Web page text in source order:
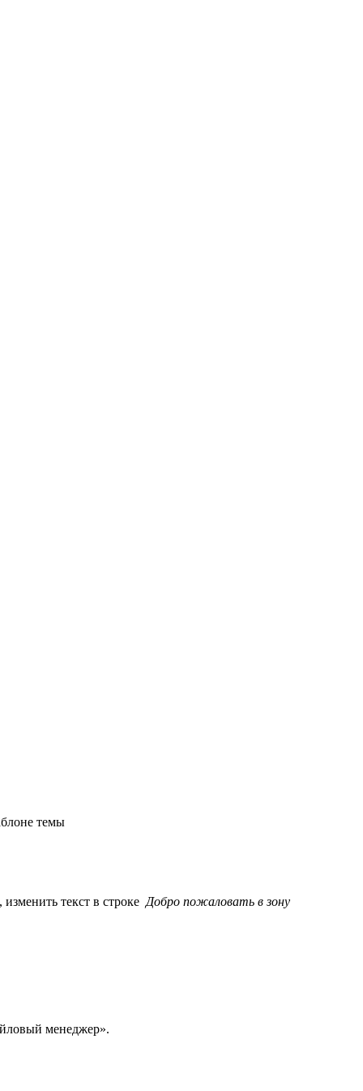
темы
текст в строке Добро пожаловать в зону
менеджер».